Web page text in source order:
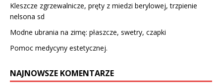
Kleszcze zgrzewalnicze, pręty z miedzi berylowej, trzpienie
nelsona sd
Modne ubrania na zimę: płaszcze, swetry, czapki
Pomoc medycyny estetycznej.
NAJNOWSZE KOMENTARZE